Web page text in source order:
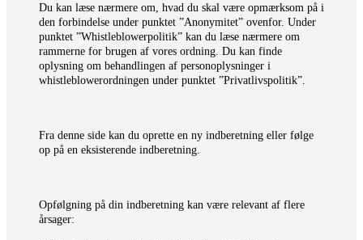
Du kan læse nærmere om, hvad du skal være opmærksom på i
den forbindelse under punktet ”Anonymitet” ovenfor. Under
punktet ”Whistleblowerpolitik” kan du læse nærmere om
rammerne for brugen af vores ordning. Du kan finde
oplysning om behandlingen af personoplysninger i
whistleblowerordningen under punktet ”Privatlivspolitik”.
Fra denne side kan du oprette en ny indberetning eller følge
op på en eksisterende indberetning.
Opfølgning på din indberetning kan være relevant af flere
årsager: